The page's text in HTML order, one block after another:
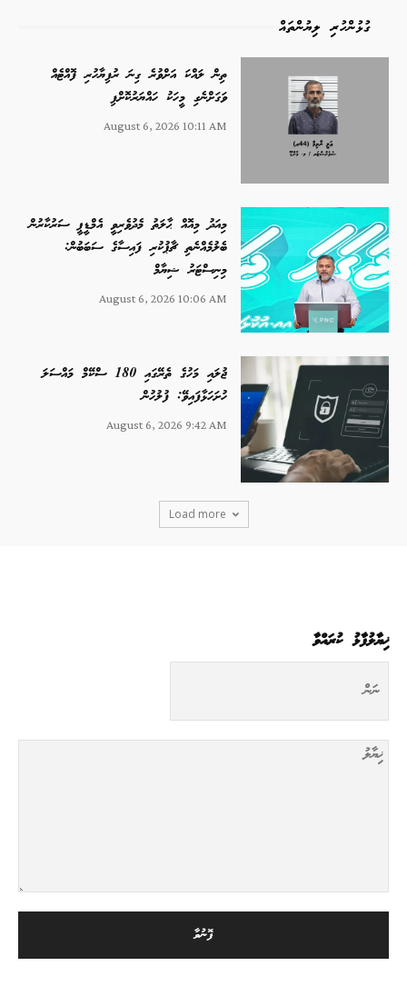
ގުޅުންހުރި ލިޔުންތައް
ތިން ލައްކަ އަށްވުރެ ގިނަ ރުފިޔާހުރި ފޮއްޓެއް
ވަގަށްނެގި މީހަކު ހައްޔަރުކޮށްފި
August 6, 2026 10:11 AM
މިއަދު މިއޮއް ޙާލަތު މެދުވެރިވީ އެމްޑީޕީ ސަރުކާރުން
ބެލުމެއްނެތި ޗާޕުކުރި ފައިސާގެ ސަބަބުން:
މިނިސްޓަރު ޝިޔާމް
August 6, 2026 10:06 AM
ޖުލައި މަހުގެ ތެރޭގައި 180 ސްކޭމް މައްސަލަ
ހުށަހަޅާފައިވޭ: ފުލުހުން
August 6, 2026 9:42 AM
Load more
ޚިޔާލުފާޅު ކުރައްވާ